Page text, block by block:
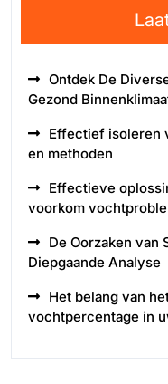
Ontdek De
Gezond
Effectief isoleren
en methoden
Effectieve
voorkom
De Oorzaken van
Diepgaande Analyse
Het belang van
vochtpercentage in